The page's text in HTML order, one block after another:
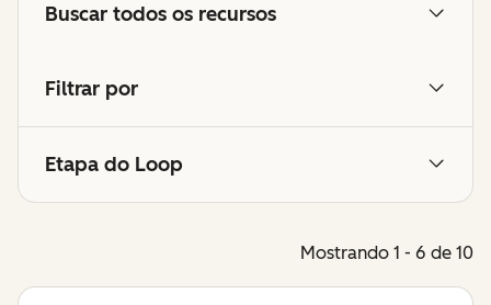
Buscar todos os recursos
Filtrar por
Etapa do Loop
Mostrando 1 - 6 de 10